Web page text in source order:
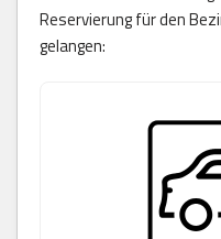
Reservierung für den
gelangen: